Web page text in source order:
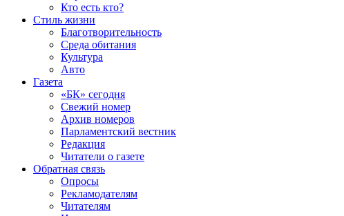
Кто есть кто?
Стиль жизни
Благотворительность
Среда обитания
Культура
Авто
Газета
«БК» сегодня
Свежий номер
Архив номеров
Парламентский вестник
Редакция
Читатели о газете
Обратная связь
Опросы
Рекламодателям
Читателям